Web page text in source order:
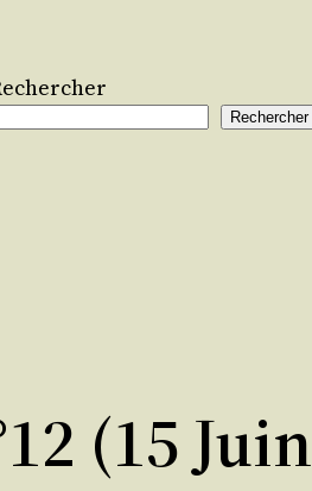
Rechercher
(15 Juin